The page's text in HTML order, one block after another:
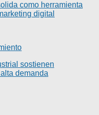
como herramienta
digital
sostienen
demanda